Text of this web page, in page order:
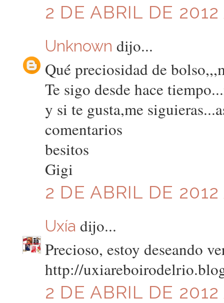
2 DE ABRIL DE
Unknown dijo...
Qué preciosidad de
Te sigo desde hace
y si te gusta,me
comentarios
besitos
Gigi
2 DE ABRIL DE 2012
Uxía dijo...
Precioso, estoy deseando
http://
2 DE ABRIL DE